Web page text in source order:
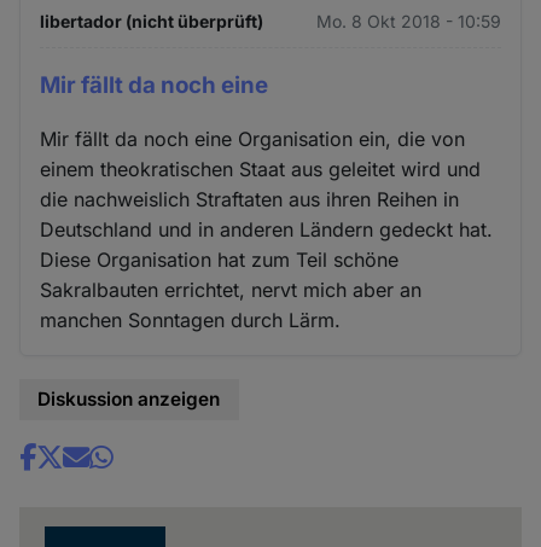
libertador (nicht überprüft) Mo. 8 Okt 2018 - 10:59
Mir fällt da noch eine
Mir fällt da noch eine Organisation ein, die von
einem theokratischen Staat aus geleitet wird und
die nachweislich Straftaten aus ihren Reihen in
Deutschland und in anderen Ländern gedeckt hat.
Diese Organisation hat zum Teil schöne
Sakralbauten errichtet, nervt mich aber an
manchen Sonntagen durch Lärm.
Diskussion anzeigen
Share